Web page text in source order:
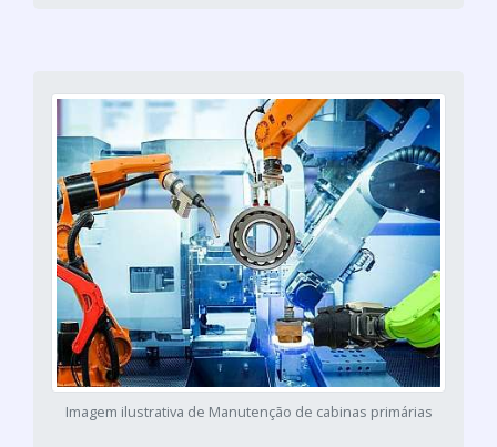
Imagem ilustrativa de Manutenção de cabinas primárias